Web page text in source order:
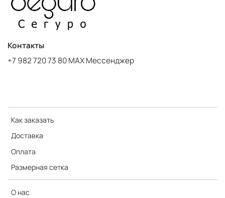
Как заказать
Доставка
Оплата
Размерная сетка
О нас
Контакты
+7 982 720 73 80 MAX Мессенджер